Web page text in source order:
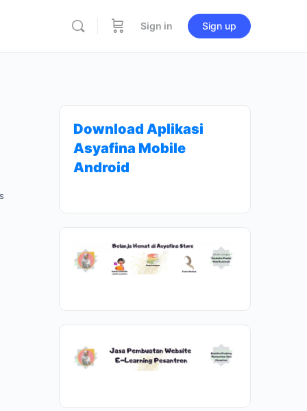
Sign in Sign up
Download Aplikasi
Asyafina Mobile
Android